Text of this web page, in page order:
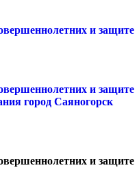
и защите
и защите
город Саяногорск
и защите